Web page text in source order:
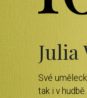
Julia
Své
tak i v